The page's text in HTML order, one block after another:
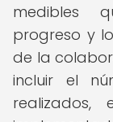
medibles
progreso y
de la
incluir el